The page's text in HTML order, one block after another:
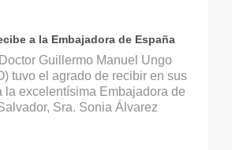
a la Embajadora de España
Guillermo Manuel Ungo
tuvo el agrado de recibir en sus
la excelentísima Embajadora de
Sra. Sonia Álvarez